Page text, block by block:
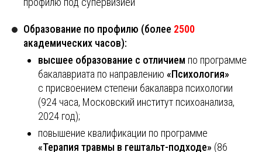
Образование по профилю (более 2500
академических часов):
высшее образование с отличием по программе
бакалавриата по направлению «Психология»
с присвоением степени бакалавра психологии
(924 часа, Московский институт психоанализа,
2024 год);
повышение квалификации по программе
«Терапия травмы в гештальт-подходе» (86